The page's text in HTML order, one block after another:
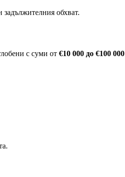
обхват.
с суми от €10 000 до €100 000